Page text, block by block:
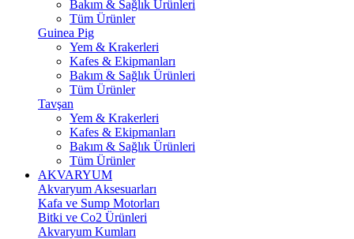
Bakım & Sağlık Ürünleri
Tüm Ürünler
Guinea Pig
Yem & Krakerleri
Kafes & Ekipmanları
Bakım & Sağlık Ürünleri
Tüm Ürünler
Tavşan
Yem & Krakerleri
Kafes & Ekipmanları
Bakım & Sağlık Ürünleri
Tüm Ürünler
AKVARYUM
Akvaryum Aksesuarları
Kafa ve Sump Motorları
Bitki ve Co2 Ürünleri
Akvaryum Kumları